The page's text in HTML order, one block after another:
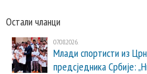
Остали чланци
07.08.2026.
Млади спортисти из
предсједника Србије: